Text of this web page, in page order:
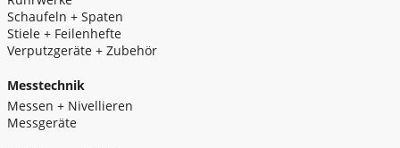
Schaufeln + Spaten
Stiele + Feilenhefte
Verputzgeräte + Zubehör
Messtechnik
Messen + Nivellieren
Messgeräte